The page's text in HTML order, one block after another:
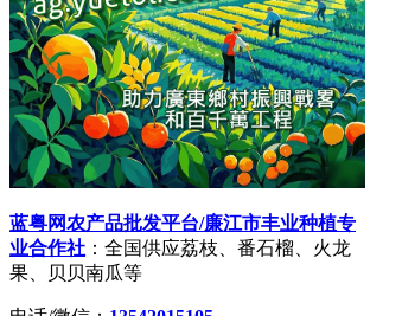
蓝粤网农产品批发平台/廉江市丰业种植专
业合作社 ：全国供应荔枝、番石榴、火龙
果、贝贝南瓜等